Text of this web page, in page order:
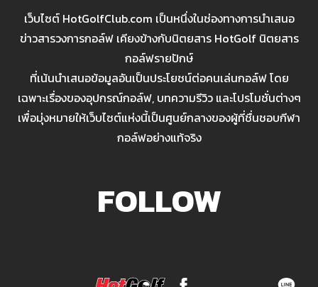
เว็บไซต์ HotGolfClub.com เป็นหนึ่งในช่องทางการนำเสนอ
ข่าวสารวงการกอล์ฟ เคียงข้างกับนิตยสาร HotGolf นิตยสาร
กอล์ฟรายปักษ์
ที่เน้นนำเสนอข้อมูลอันเป็นประโยชน์ต่อคนเล่นกอล์ฟ โดย
เฉพาะเรื่องของอุปกรณ์กอล์ฟ, บทความรีวิว และโปรโมชั่นต่างๆ
เพื่อมุ่งหมายให้เว็บไซต์แห่งนี้เป็นศูนย์กลางของผู้ที่ชื่นชอบกีฬา
กอล์ฟอย่างแท้จริง
FOLLOW